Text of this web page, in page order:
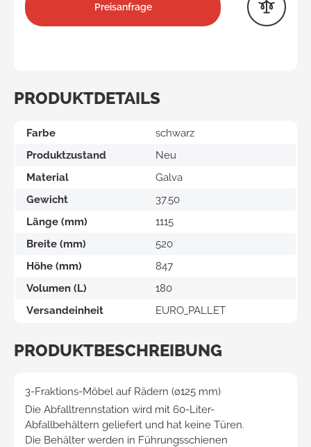
PRODUKTDETAILS
Farbe
schwarz
Produktzustand
Neu
Material
Galva
Gewicht
37.50
Länge (mm)
1115
Breite (mm)
520
Höhe (mm)
847
Volumen (L)
180
Versandeinheit
EURO_PALLET
PRODUKTBESCHREIBUNG
3-Fraktions-Möbel auf Rädern (ø125 mm)
Die Abfalltrennstation wird mit 60-Liter-
Abfallbehältern geliefert und hat keine Türen.
Die Behälter werden in Führungsschienen
Preisanfrage